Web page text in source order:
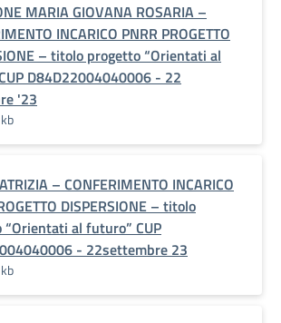
MARIA GIOVANA ROSARIA –
INCARICO PNRR PROGETTO
– titolo progetto “Orientati al
D84D22004040006 - 22
'23
– CONFERIMENTO INCARICO
DISPERSIONE – titolo
al futuro” CUP
- 22settembre 23